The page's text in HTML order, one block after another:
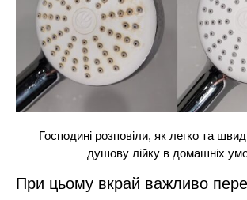
Господині розповіли, як легко та
душову лійку в домашніх
При цьому вкрай важливо